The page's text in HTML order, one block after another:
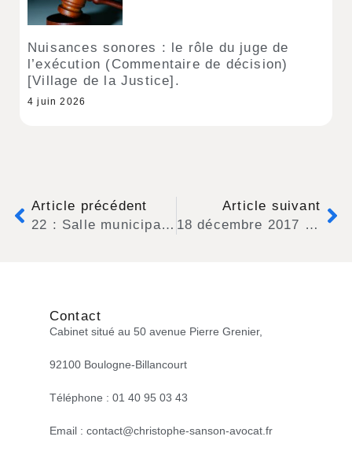
Nuisances sonores : le rôle du juge de
l’exécution (Commentaire de décision)
[Village de la Justice].
4 juin 2026
Article précédent
22 : Salle municipale bruyante : la carence fautive du maire dans l’exercice de son pouvoir de police
Article suivant
18 décembre 2017 : publication de la fiche « Livraisons nocturnes et règle de l’antériorité » sur BRUIT.FR
Contact
Cabinet situé au 50 avenue Pierre Grenier,
92100 Boulogne-Billancourt
Téléphone : 01 40 95 03 43
Email : contact@christophe-sanson-avocat.fr